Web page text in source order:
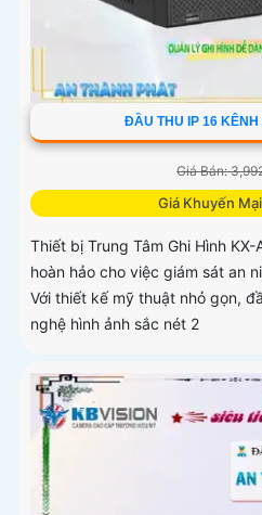
ĐẦU THU IP 16
Giá Bán:
Giá Khuyến
Thiết bị Trung Tâm Ghi Hình
hoàn hảo cho việc giám sát an
Với thiết kế mỹ thuật nhỏ gọn,
nghệ hình ảnh sắc nét 2